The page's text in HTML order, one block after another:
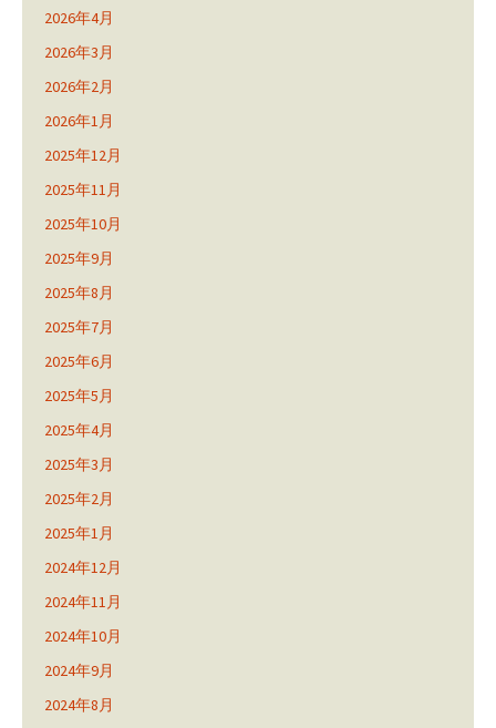
2026年4月
2026年3月
2026年2月
2026年1月
2025年12月
2025年11月
2025年10月
2025年9月
2025年8月
2025年7月
2025年6月
2025年5月
2025年4月
2025年3月
2025年2月
2025年1月
2024年12月
2024年11月
2024年10月
2024年9月
2024年8月